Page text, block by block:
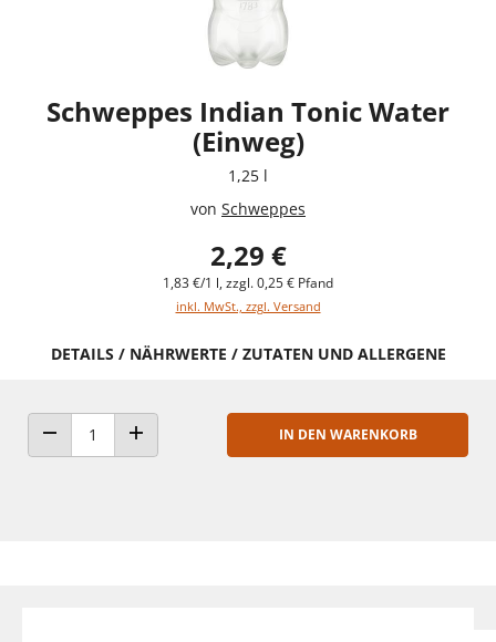
Schweppes Indian Tonic Water
(Einweg)
1,25 l
von Schweppes
2,29 €
1,83 €/1 l, zzgl. 0,25 € Pfand
inkl. MwSt., zzgl. Versand
DETAILS / NÄHRWERTE / ZUTATEN UND ALLERGENE
ANZAHL VERRINGERNANZAHL ERHÖHEN
IN DEN WARENKORB